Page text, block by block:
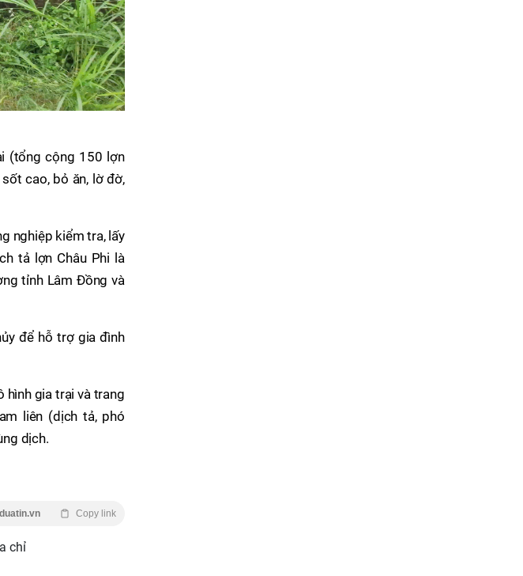
(tổng cộng 150 lợn
cao, bỏ ăn, lờ đờ,
nghiệp kiểm tra, lấy
tả lợn Châu Phi là
tỉnh Lâm Đồng và
để hỗ trợ gia đình
hình gia trại và trang
liên (dịch tả, phó
dịch.
Copy link
chỉ